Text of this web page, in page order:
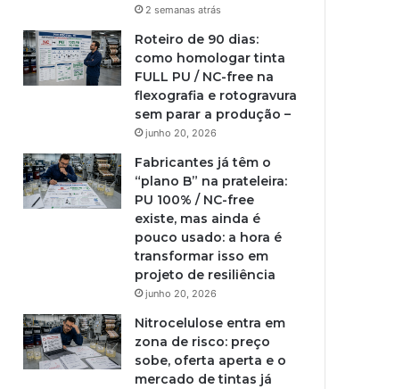
2 semanas atrás
Roteiro de 90 dias:
como homologar tinta
FULL PU / NC-free na
flexografia e rotogravura
sem parar a produção –
junho 20, 2026
Fabricantes já têm o
“plano B” na prateleira:
PU 100% / NC-free
existe, mas ainda é
pouco usado: a hora é
transformar isso em
projeto de resiliência
junho 20, 2026
Nitrocelulose entra em
zona de risco: preço
sobe, oferta aperta e o
mercado de tintas já